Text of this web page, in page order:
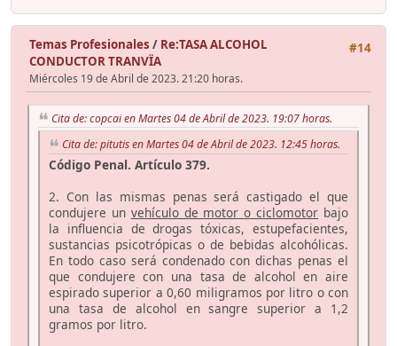
#14
Temas Profesionales / Re:TASA ALCOHOL
CONDUCTOR TRANVÏA
Miércoles 19 de Abril de 2023. 21:20 horas.
Cita de: copcai en Martes 04 de Abril de 2023. 19:07 horas.
Cita de: pitutis en Martes 04 de Abril de 2023. 12:45 horas.
Código Penal. Artículo 379.
2. Con las mismas penas será castigado el que
condujere un vehículo de motor o ciclomotor bajo
la influencia de drogas tóxicas, estupefacientes,
sustancias psicotrópicas o de bebidas alcohólicas.
En todo caso será condenado con dichas penas el
que condujere con una tasa de alcohol en aire
espirado superior a 0,60 miligramos por litro o con
una tasa de alcohol en sangre superior a 1,2
gramos por litro.